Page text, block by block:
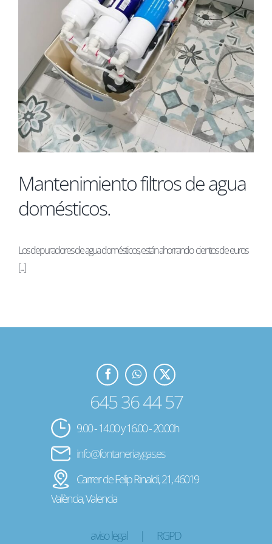
Mantenimiento filtros de agua
domésticos.
Los depuradores de agua domésticos, están ahorrando cientos de euros
[...]
645 36 44 57
9.00 - 14.00 y 16.00 - 20.00h
info@fontaneriaygas.es
Carrer de Felip Rinaldi, 21, 46019
València, Valencia
aviso legal | RGPD